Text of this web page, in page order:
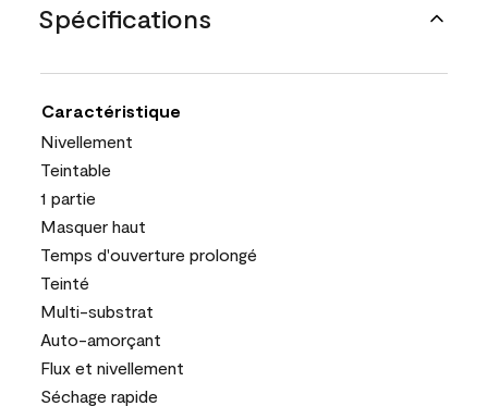
Spécifications
Caractéristique
Nivellement
Teintable
1 partie
Masquer haut
Temps d'ouverture prolongé
Teinté
Multi-substrat
Auto-amorçant
Flux et nivellement
Séchage rapide